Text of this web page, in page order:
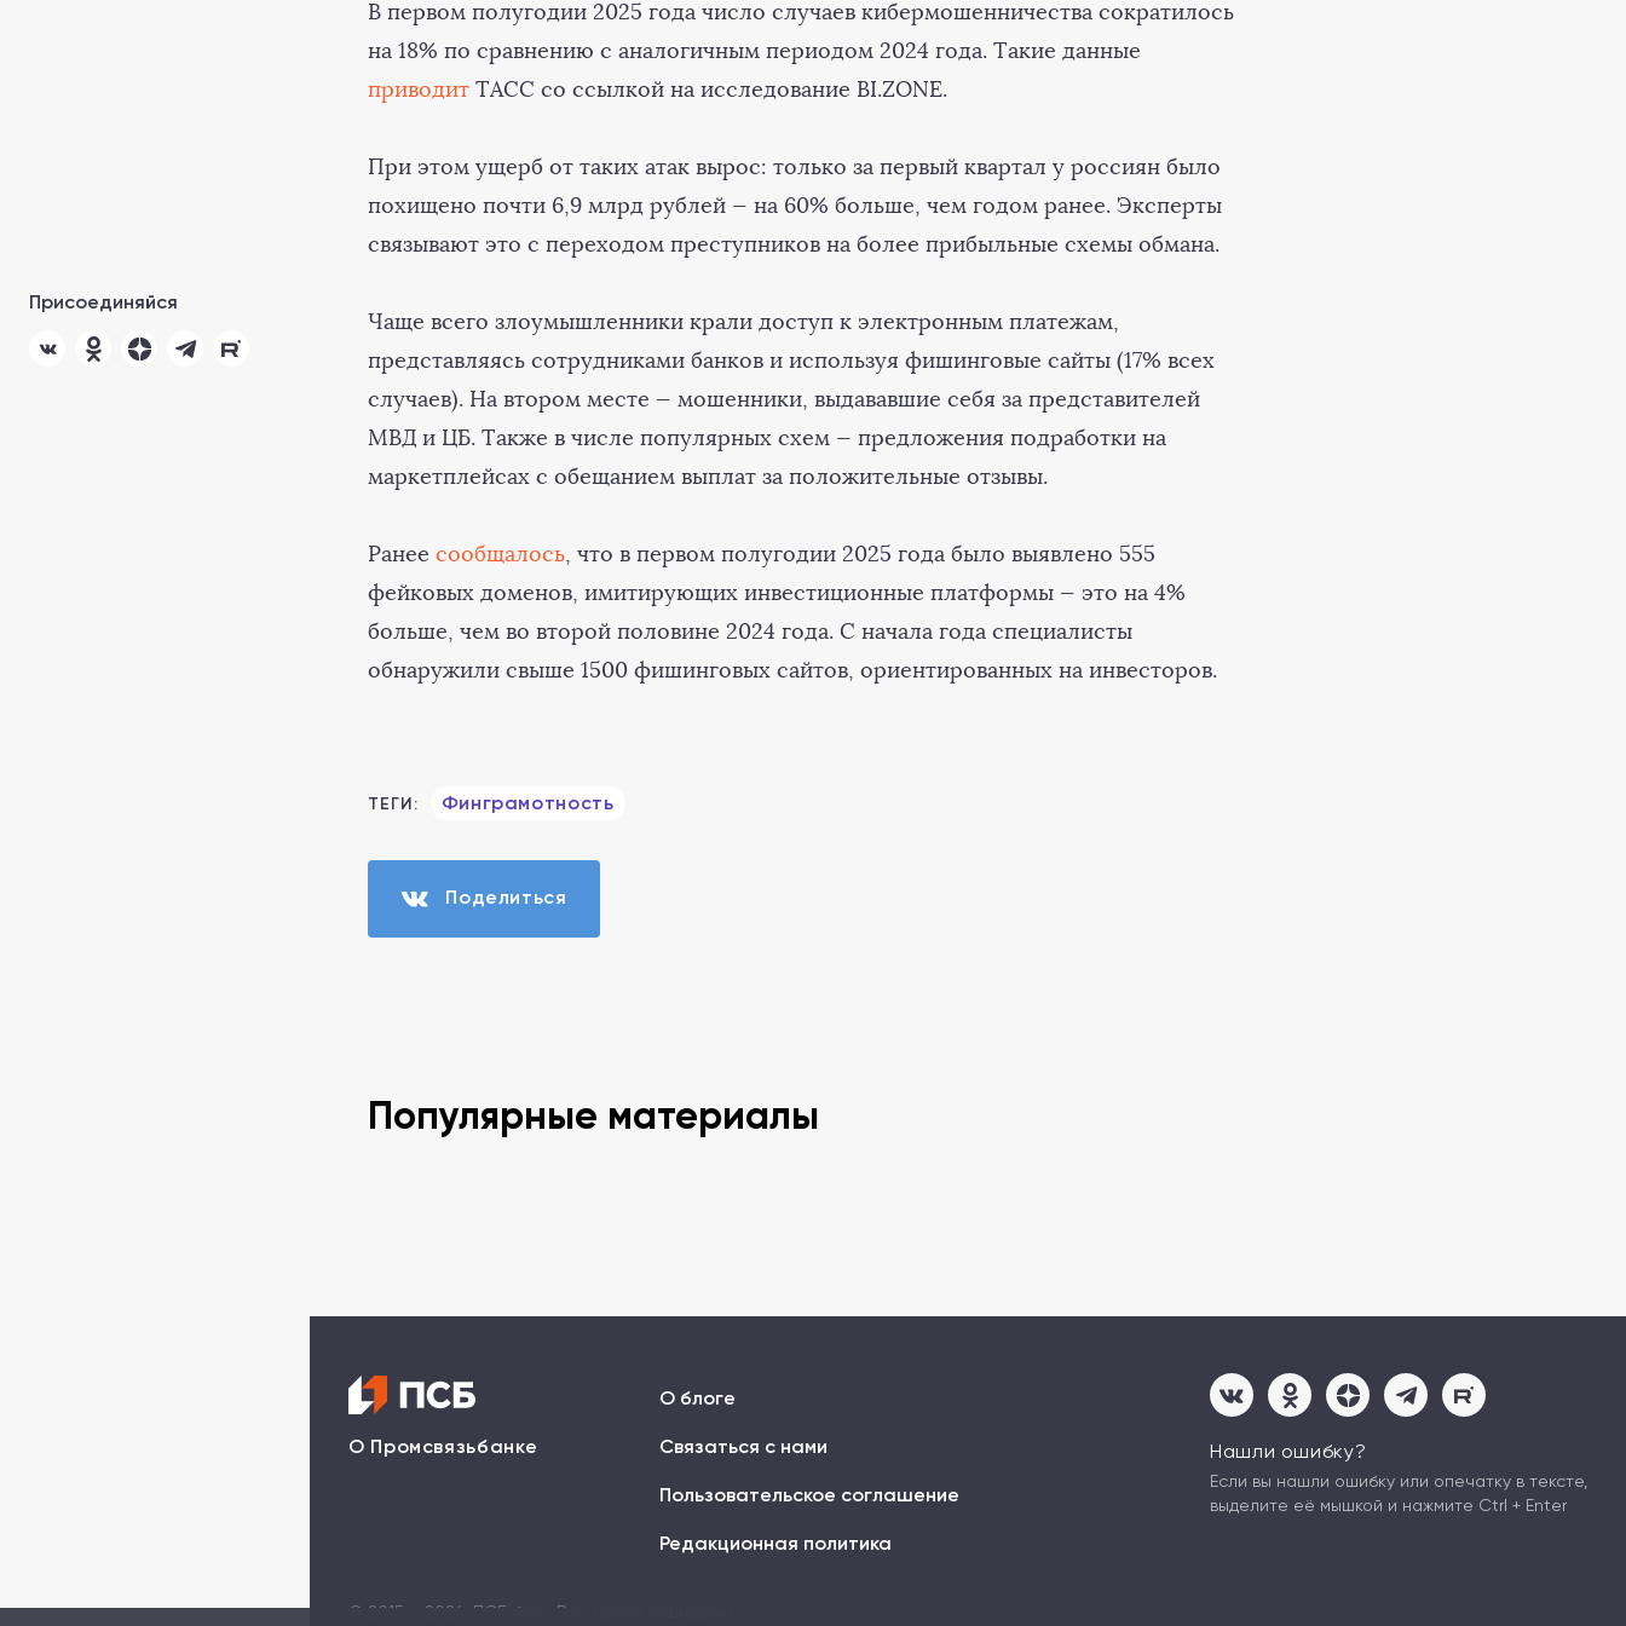
Присоединяйся
В первом полугодии 2025 года число случаев кибермошенничества сократилось
на 18% по сравнению с аналогичным периодом 2024 года. Такие данные
приводит ТАСС со ссылкой на исследование BI.ZONE.
При этом ущерб от таких атак вырос: только за первый квартал у россиян было
похищено почти 6,9 млрд рублей — на 60% больше, чем годом ранее. Эксперты
связывают это с переходом преступников на более прибыльные схемы обмана.
Чаще всего злоумышленники крали доступ к электронным платежам,
представляясь сотрудниками банков и используя фишинговые сайты (17% всех
случаев). На втором месте — мошенники, выдававшие себя за представителей
МВД и ЦБ. Также в числе популярных схем — предложения подработки на
маркетплейсах с обещанием выплат за положительные отзывы.
Ранее сообщалось, что в первом полугодии 2025 года было выявлено 555
фейковых доменов, имитирующих инвестиционные платформы — это на 4%
больше, чем во второй половине 2024 года. С начала года специалисты
обнаружили свыше 1500 фишинговых сайтов, ориентированных на инвесторов.
ТЕГИ: Финграмотность
Поделиться
Популярные материалы
О Промсвязьбанке
О блоге
Связаться с нами
Пользовательское соглашение
Редакционная политика
Нашли ошибку?
Если вы нашли ошибку или опечатку в тексте,
выделите её мышкой и нажмите Ctrl + Enter
© 2015 – 2024, ПСБ блог. Все права защищены